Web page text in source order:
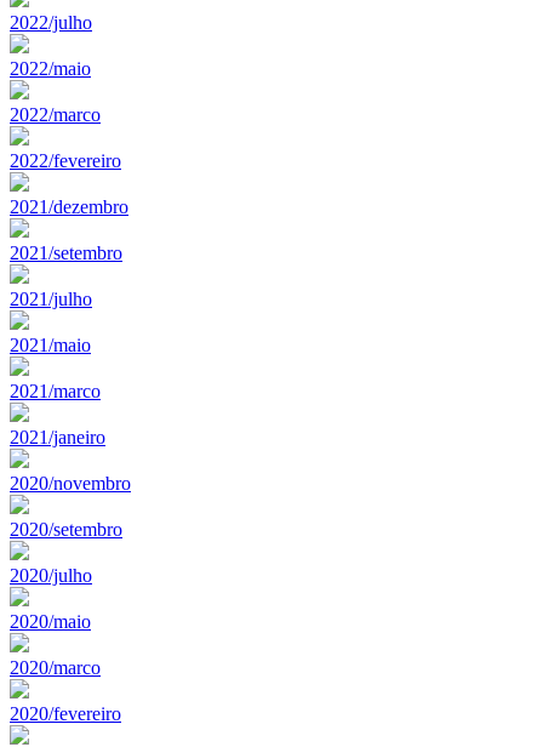
2022/julho
2022/maio
2022/marco
2022/fevereiro
2021/dezembro
2021/setembro
2021/julho
2021/maio
2021/marco
2021/janeiro
2020/novembro
2020/setembro
2020/julho
2020/maio
2020/marco
2020/fevereiro